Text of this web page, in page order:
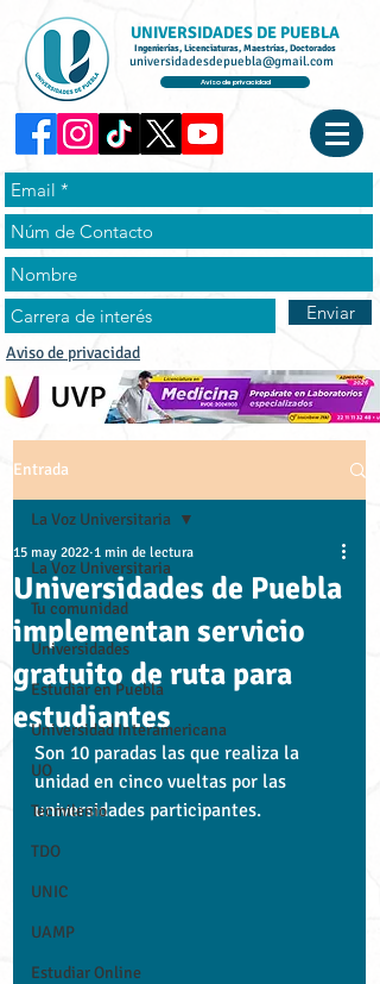
UNIVERSIDADES DE PUEBLA
Ingenierías, Licenciaturas, Maestrías, Doctorados
universidadesdepuebla@gmail.com
Aviso de privacidad
Enviar
Aviso de privacidad
Entrada
La Voz Universitaria
Tu comunidad
Universidades
Estudiar en Puebla
Universidad Interamericana
UO
Tecmilenio
TDO
UNIC
UAMP
Estudiar Online
La Voz Universitaria
Universidades de Puebla
implementan servicio
gratuito de ruta para
estudiantes
15 may 2022 1 min de lectura
Son 10 paradas las que realiza la
unidad en cinco vueltas por las
universidades participantes.